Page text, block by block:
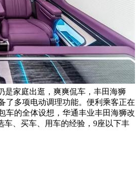
是家庭出逛，爽爽侃车，丰田海狮
了多项电动调理功能。便利乘客正在
车的全体设想，华通丰业丰田海狮改
、买车、用车的经验，9座以下丰